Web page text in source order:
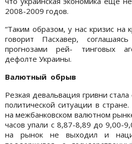
2008-2009 годов.
“Таким образом, у нас кризис на
говорит Пасхавер,
прогнозами рей- тинговых
дефолте Украины.
Валютный обрыв
Резкая девальвация гривни
политической ситуации в
на межбанковском валютном
часов упали с 8,87-8,89 до 9,00-
на рынок не выходил и